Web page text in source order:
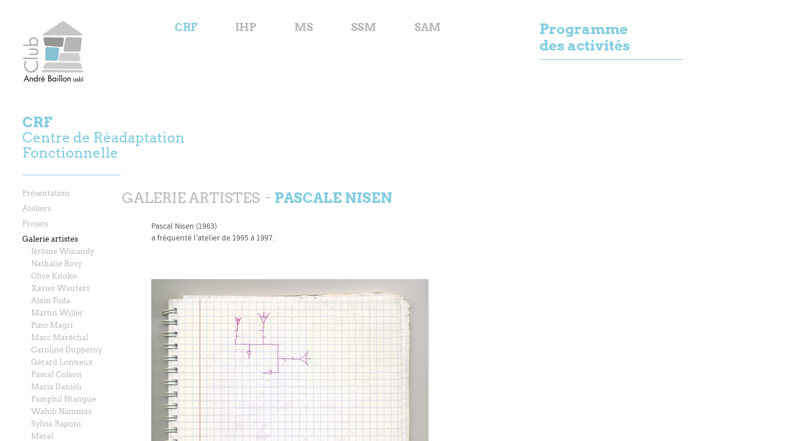
CRF IHP MS SSM SAM
CRF
Centre de Réadaptation
Fonctionnelle
Présentation
Ateliers
Projets
Galerie artistes
Jérôme Winandy
Nathalie Bovy
Olive Kitoko
Xavier Wauters
Alain Foda
Martin Willer
Pino Magri
Marc Maréchal
Caroline Dupperoy
Gérard Lonneux
Pascal Colson
Maria Danieli
Pamphil Ntangue
Wahib Nammas
Sylvia Raponi
Meral
GALERIE ARTISTES PASCALE NISEN
Pascal Nisen (1963)
a fréquenté l’atelier de 1995 à 1997.
Programme
des activités